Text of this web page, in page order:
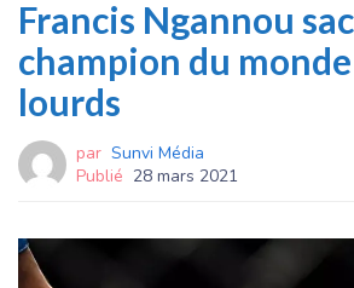
Francis Ngannou
champion du
lourds
par Sunvi Média
Publié 28 mars 2021